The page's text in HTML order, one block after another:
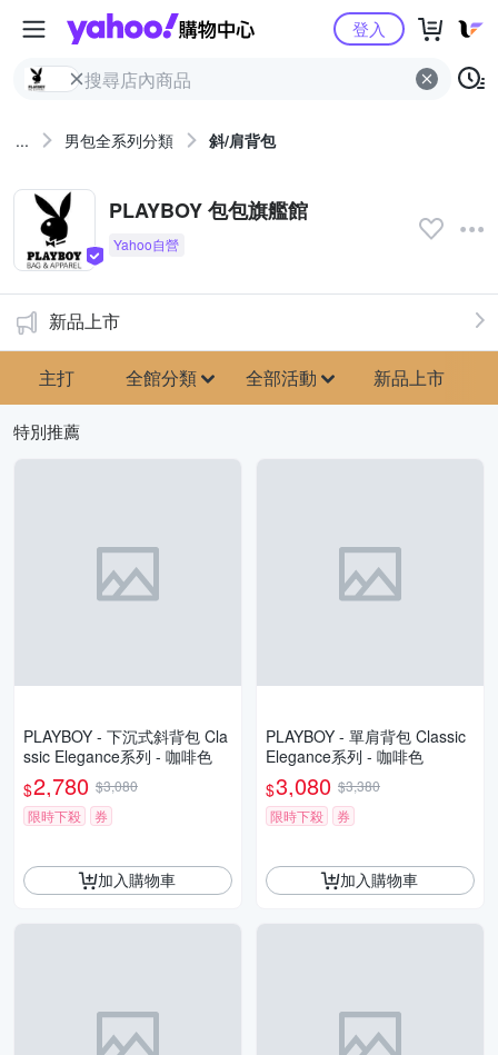
Yahoo購物中心
登入
... 男包全系列分類 斜/肩背包
PLAYBOY 包包旗艦館
新品上市
主打 全館分類 全部活動 新品上市
特別推薦
PLAYBOY - 下沉式斜背包 Cla
ssic Elegance系列 - 咖啡色
$2,780 $3,080
限時下殺
券
加入購物車
PLAYBOY - 單肩背包 Classic
Elegance系列 - 咖啡色
$3,080 $3,380
限時下殺
券
加入購物車